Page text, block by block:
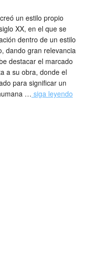
un estilo propio
XX, en el que se
dentro de un estilo
dando gran relevancia
destacar el marcado
a su obra, donde el
para significar un
… siga leyendo